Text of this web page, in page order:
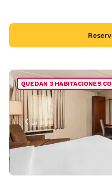
QUEDAN 3 HABITACIONES